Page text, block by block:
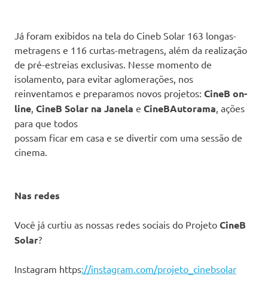
Já foram exibidos na tela do Cineb Solar 163 longas-
metragens e 116 curtas-metragens, além da realização
de pré-estreias exclusivas. Nesse momento de
isolamento, para evitar aglomerações, nos
reinventamos e preparamos novos projetos: CineB on-
line CineB Solar na Janela e CineBAutorama , ações
para que todos
possam ficar em casa e se divertir com uma sessão de
cinema.
Nas redes
Você já curtiu as nossas redes sociais do Projeto CineB
Solar?
Instagram https://instagram.com/projeto_cinebsolar